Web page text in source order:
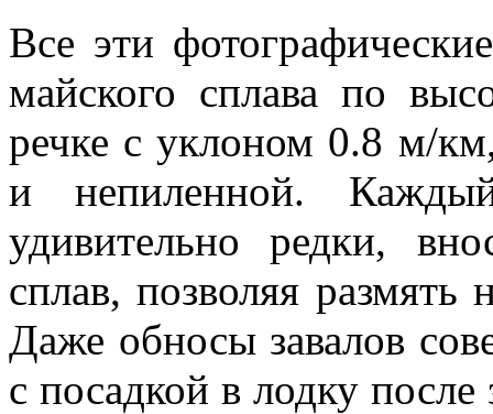
Все эти
майского сплава по
речке с уклоном 0.8 м/
и непиленной.
удивительно редки,
сплав, позволяя
Даже обносы завалов
с посадкой в лодку после